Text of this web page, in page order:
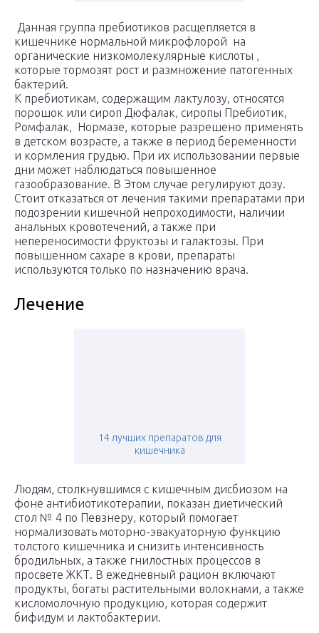
Данная группа пребиотиков расщепляется в
кишечнике нормальной микрофлорой на
органические низкомолекулярные кислоты ,
которые тормозят рост и размножение патогенных
бактерий.
К пребиотикам, содержащим лактулозу, относятся
порошок или сироп Дюфалак, сиропы Пребиотик,
Ромфалак, Нормазе, которые разрешено применять
в детском возрасте, а также в период беременности
и кормления грудью. При их использовании первые
дни может наблюдаться повышенное
газообразование. В Этом случае регулируют дозу.
Стоит отказаться от лечения такими препаратами при
подозрении кишечной непроходимости, наличии
анальных кровотечений, а также при
непереносимости фруктозы и галактозы. При
повышенном сахаре в крови, препараты
используются только по назначению врача.
Лечение
14 лучших препаратов для
кишечника
Людям, столкнувшимся с кишечным дисбиозом на
фоне антибиотикотерапии, показан диетический
стол № 4 по Певзнеру, который помогает
нормализовать моторно-эвакуаторную функцию
толстого кишечника и снизить интенсивность
бродильных, а также гнилостных процессов в
просвете ЖКТ. В ежедневный рацион включают
продукты, богаты растительными волокнами, а также
кисломолочную продукцию, которая содержит
бифидум и лактобактерии.